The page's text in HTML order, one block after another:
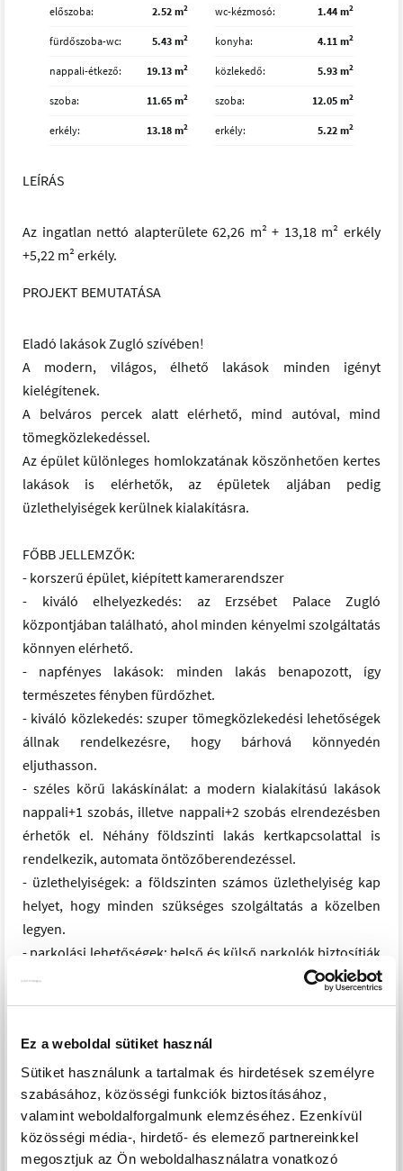
Ez a weboldal sütiket használ
Sütiket használunk a tartalmak és hirdetések személyre
szabásához, közösségi funkciók biztosításához,
valamint weboldalforgalmunk elemzéséhez. Ezenkívül
közösségi média-, hirdető- és elemező partnereinkkel
megosztjuk az Ön weboldalhasználatra vonatkozó
előszoba 2.52 m2 wc-kézmosó 1.44 m2
fürdőszoba-wc 5.43 m2 konyha 4.11 m2
nappali-étkező 19.13 m2 közlekedő 5.93 m2
szoba 11.65 m2 szoba 12.05 m2
erkély 13.18 m2 erkély 5.22 m2
LEÍRÁS
Az ingatlan nettó alapterülete 62,26 m² + 13,18 m² erkély
+5,22 m² erkély.
PROJEKT BEMUTATÁSA
Eladó lakások Zugló szívében!
A modern, világos, élhető lakások minden igényt
kielégítenek.
A belváros percek alatt elérhető, mind autóval, mind
tömegközlekedéssel.
Az épület különleges homlokzatának köszönhetően kertes
lakások is elérhetők, az épületek aljában pedig
üzlethelyiségek kerülnek kialakításra.
FŐBB JELLEMZŐK:
- korszerű épület, kiépített kamerarendszer
- kiváló elhelyezkedés: az Erzsébet Palace Zugló
központjában található, ahol minden kényelmi szolgáltatás
könnyen elérhető.
- napfényes lakások: minden lakás benapozott, így
természetes fényben fürdőzhet.
- kiváló közlekedés: szuper tömegközlekedési lehetőségek
állnak rendelkezésre, hogy bárhová könnyedén
eljuthasson.
- széles körű lakáskínálat: a modern kialakítású lakások
nappali+1 szobás, illetve nappali+2 szobás elrendezésben
érhetők el. Néhány földszinti lakás kertkapcsolattal is
rendelkezik, automata öntözőberendezéssel.
- üzlethelyiségek: a földszinten számos üzlethelyiség kap
helyet, hogy minden szükséges szolgáltatás a közelben
legyen.
- parkolási lehetőségek: belső és külső parkolók biztosítják
az autók kényelmes és biztonságos elhelyezését.
és kikapcsolódást nyújt.
- belső bejáratok: a főbejáratok a belső udvarról nyílnak,
biztosítva a lakók privát szféráját és biztonságát.
Főbb műszaki tartalom:
- energiatakarékos, környezetbarát mennyezeti hűtő-fűtő